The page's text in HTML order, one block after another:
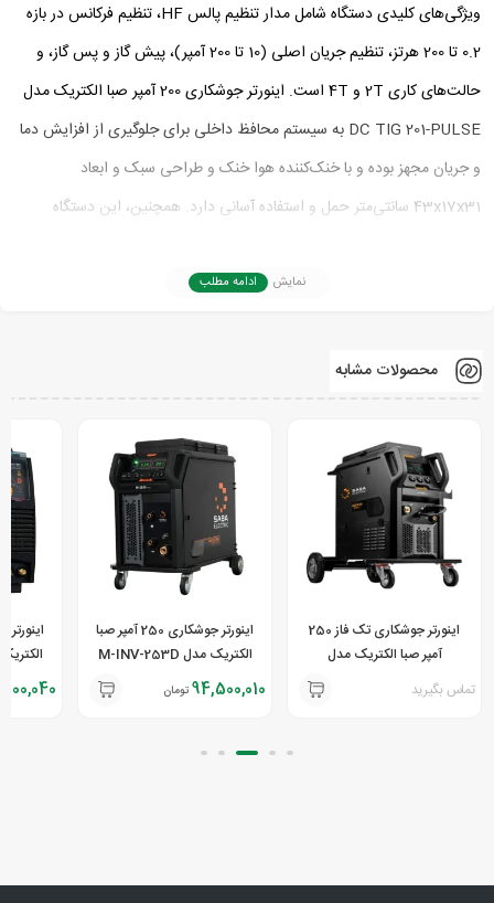
ویژگی‌های کلیدی دستگاه شامل مدار تنظیم پالس HF، تنظیم فرکانس در بازه
0.2 تا 200 هرتز، تنظیم جریان اصلی (10 تا 200 آمپر)، پیش گاز و پس گاز، و
حالت‌های کاری 2T و 4T است. اینورتر جوشکاری 200 آمپر صبا الکتریک مدل
DC TIG 201-PULSE به سیستم محافظ داخلی برای جلوگیری از افزایش دما
و جریان مجهز بوده و با خنک‌کننده هوا خنک و طراحی سبک و ابعاد
43x17x31 سانتی‌متر حمل و استفاده آسانی دارد. همچنین، این دستگاه
آرک پایدار و کیفیت بالا را تضمین می‌کند. این محصول انتخابی مناسب برای
نمایش ادامه مطلب
محصولات مشابه
اینورتر جوشکاری تک فاز 250
آمپر صبا الکتریک مدل
MASTER MIG M-252Dتماس بگیرید
اینورتر جوشکاری 250 آمپر صبا
الکتریک مدل M-INV-253D
94,500,010 تومان